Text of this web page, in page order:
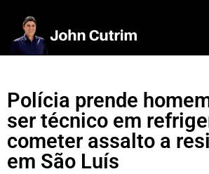
Polícia prende
ser técnico em
cometer assalto a
em São Luís